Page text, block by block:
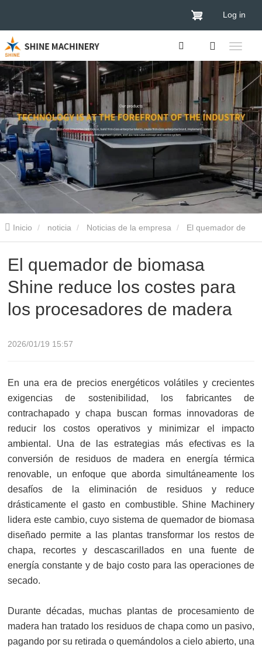
Log in
Inicio noticia Noticias de la empresa
biomasa Shine reduce los costes para los procesadores de madera
El quemador de biomasa
Shine reduce los costes para
los procesadores de madera
2026/01/19 15:57
En una era de precios energéticos volátiles y crecientes
exigencias de sostenibilidad, los fabricantes de
contrachapado y chapa buscan formas innovadoras de
reducir los costos operativos y minimizar el impacto
ambiental. Una de las estrategias más efectivas es la
conversión de residuos de madera en energía térmica
renovable, un enfoque que aborda simultáneamente los
desafíos de la eliminación de residuos y reduce
drásticamente el gasto en combustible. Shine Machinery
lidera este cambio, cuyo sistema de quemador de biomasa
diseñado permite a las plantas transformar los restos de
chapa, recortes y descascarillados en una fuente de
energía constante y de bajo costo para las operaciones de
secado.
Durante décadas, muchas plantas de procesamiento de
madera han tratado los residuos de chapa como un pasivo,
pagando por su retirada o quemándolos a cielo abierto, una